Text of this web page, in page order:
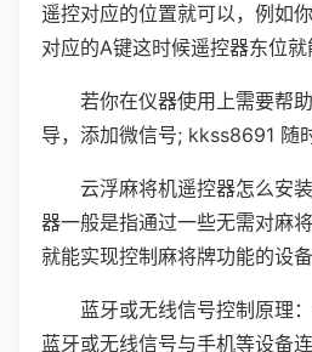
遥控对应的位置就可以，例如
对应的A键这时候遥控器东位就
若你在仪器使用上需要帮
导，添加微信号; kkss8691 随
云浮麻将机遥控器怎么安
器一般是指通过一些无需对麻
就能实现控制麻将牌功能的设备
蓝牙或无线信号控制原理
蓝牙或无线信号与手机等设备